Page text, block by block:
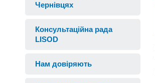
Чернівцях
Консультаційна рада
LISOD
Нам довіряють